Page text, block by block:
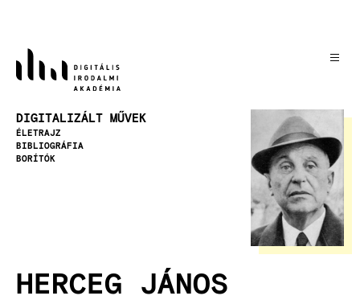
DIGITALIZÁLT MŰVEK
ÉLETRAJZ
BIBLIOGRÁFIA
BORÍTÓK
HERCEG JÁNOS